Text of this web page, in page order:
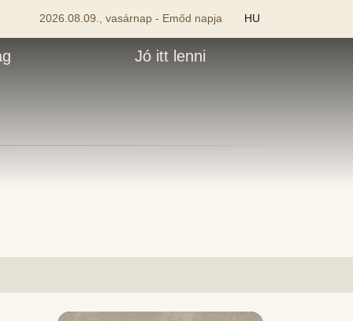
2026.08.09., vasárnap - Emőd napja HU
Jó itt lenni